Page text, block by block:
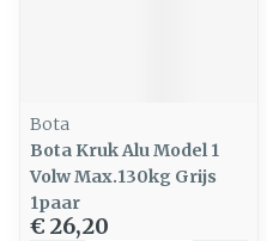
Bota
Bota Kruk Alu Model 1
Volw Max.130kg Grijs
1paar
€ 26,20